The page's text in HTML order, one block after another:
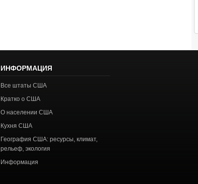
ИНФОРМАЦИЯ
Все штаты США
Кратко о США
О населении США
Кухня США
География США: ресурсы, климат,
рельеф, экология
Информация